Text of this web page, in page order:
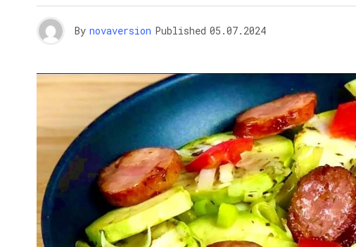
By novaversion Published 05.07.2024